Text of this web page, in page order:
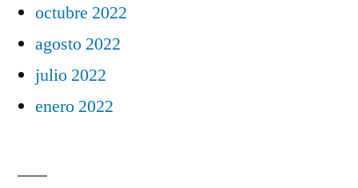
octubre 2022
agosto 2022
julio 2022
enero 2022